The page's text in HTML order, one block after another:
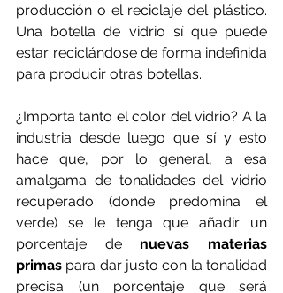
producción o el reciclaje del plástico.
Una botella de vidrio sí que puede
estar reciclándose de forma indefinida
para producir otras botellas.
¿Importa tanto el color del vidrio? A la
industria desde luego que sí y esto
hace que, por lo general, a esa
amalgama de tonalidades del vidrio
recuperado (donde predomina el
verde) se le tenga que añadir un
porcentaje de nuevas materias
primas para dar justo con la tonalidad
precisa (un porcentaje que será